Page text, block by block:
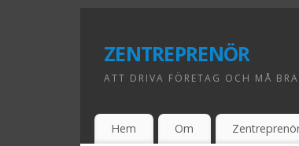
zentreprenör
ATT DRIVA FÖRETAG OCH MÅ
Hem Om